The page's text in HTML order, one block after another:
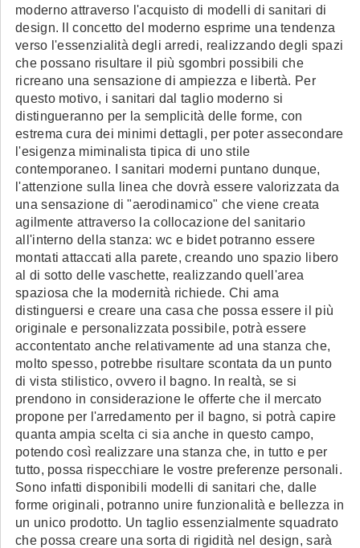
moderno attraverso l'acquisto di modelli di sanitari di
design. Il concetto del moderno esprime una tendenza
verso l'essenzialità degli arredi, realizzando degli spazi
che possano risultare il più sgombri possibili che
ricreano una sensazione di ampiezza e libertà. Per
questo motivo, i sanitari dal taglio moderno si
distingueranno per la semplicità delle forme, con
estrema cura dei minimi dettagli, per poter assecondare
l'esigenza miminalista tipica di uno stile
contemporaneo. I sanitari moderni puntano dunque,
l'attenzione sulla linea che dovrà essere valorizzata da
una sensazione di "aerodinamico" che viene creata
agilmente attraverso la collocazione del sanitario
all'interno della stanza: wc e bidet potranno essere
montati attaccati alla parete, creando uno spazio libero
al di sotto delle vaschette, realizzando quell'area
spaziosa che la modernità richiede. Chi ama
distinguersi e creare una casa che possa essere il più
originale e personalizzata possibile, potrà essere
accontentato anche relativamente ad una stanza che,
molto spesso, potrebbe risultare scontata da un punto
di vista stilistico, ovvero il bagno. In realtà, se si
prendono in considerazione le offerte che il mercato
propone per l'arredamento per il bagno, si potrà capire
quanta ampia scelta ci sia anche in questo campo,
potendo così realizzare una stanza che, in tutto e per
tutto, possa rispecchiare le vostre preferenze personali.
Sono infatti disponibili modelli di sanitari che, dalle
forme originali, potranno unire funzionalità e bellezza in
un unico prodotto. Un taglio essenzialmente squadrato
che possa creare una sorta di rigidità nel design, sarà